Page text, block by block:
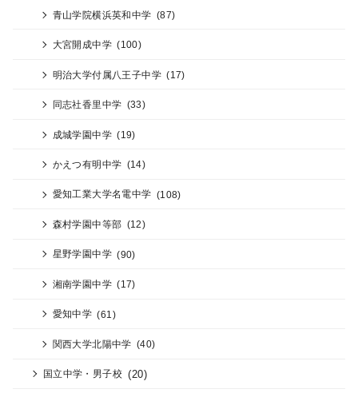
青山学院横浜英和中学 (87)
大宮開成中学 (100)
明治大学付属八王子中学 (17)
同志社香里中学 (33)
成城学園中学 (19)
かえつ有明中学 (14)
愛知工業大学名電中学 (108)
森村学園中等部 (12)
星野学園中学 (90)
湘南学園中学 (17)
愛知中学 (61)
関西大学北陽中学 (40)
国立中学・男子校 (20)